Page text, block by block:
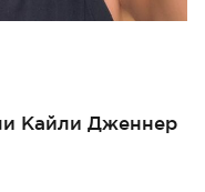
Кайли Дженнер